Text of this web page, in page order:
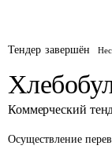
Тендер завершён
Коммерческий
Осуществление